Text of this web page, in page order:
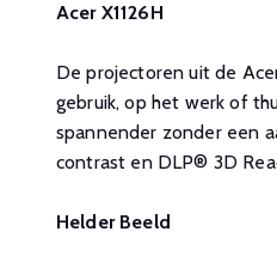
Acer X1126H
De projectoren uit de
gebruik, op het werk of
spannender zonder een
contrast en DLP® 3D
Helder Beeld